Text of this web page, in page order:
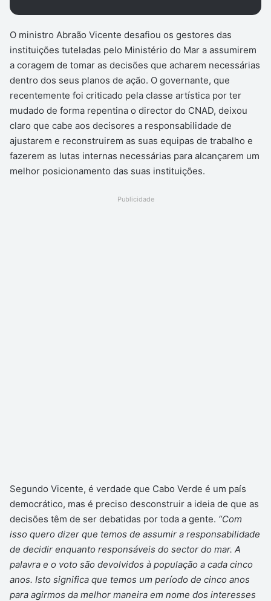
O ministro Abraão Vicente desafiou os gestores das
instituições tuteladas pelo Ministério do Mar a assumirem
a coragem de tomar as decisões que acharem necessárias
dentro dos seus planos de ação. O governante, que
recentemente foi criticado pela classe artística por ter
mudado de forma repentina o director do CNAD, deixou
claro que cabe aos decisores a responsabilidade de
ajustarem e reconstruirem as suas equipas de trabalho e
fazerem as lutas internas necessárias para alcançarem um
melhor posicionamento das suas instituições.
Publicidade
Segundo Vicente, é verdade que Cabo Verde é um país
democrático, mas é preciso desconstruir a ideia de que as
decisões têm de ser debatidas por toda a gente. “Com
isso quero dizer que temos de assumir a responsabilidade
de decidir enquanto responsáveis do sector do mar. A
palavra e o voto são devolvidos à população a cada cinco
anos. Isto significa que temos um período de cinco anos
para agirmos da melhor maneira em nome dos interesses